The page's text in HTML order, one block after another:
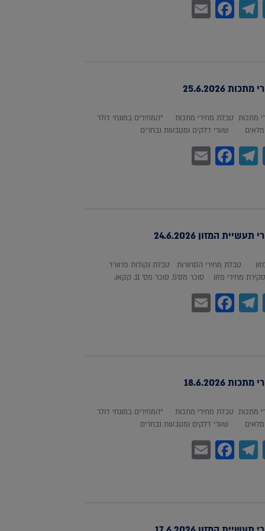
Twitter
Telegram
Facebook
Email
25.6.2026
מתכות טבלת מחירי מתכות *המחירים במונחי דולר
שערי דלקים ומטבעות נבחרים
Twitter
Telegram
Facebook
Email
המזון 24.6.2026
טבלת מחירי הסחורות טבלת נקודות פרוורד
מזון סוכר מס'5, סוכר מס' 11, קקאו,
Twitter
Telegram
Facebook
Email
18.6.2026
מתכות טבלת מחירי מתכות *המחירים במונחי דולר
שערי דלקים ומטבעות נבחרים
Twitter
Telegram
Facebook
Email